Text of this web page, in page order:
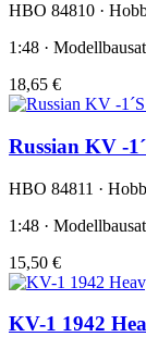
HBO 84810 ·
1:48 ·
18,65 €
Russian KV -
HBO 84811 ·
1:48 ·
15,50 €
KV-1 1942